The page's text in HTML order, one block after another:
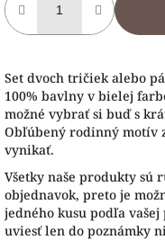
Set dvoch tričiek alebo
100% bavlny v bielej
možné vybrať si buď s
Obľúbený rodinný motív
vynikať.
Všetky naše produkty sú
objednavok, preto je
jedného kusu podľa
uviesť len do poznámky